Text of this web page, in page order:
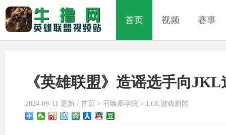
首页 视频 赛事
《英雄联盟》造谣选手向
2024-09-11 更新 / 首页 > 召唤师学院 > LOL游戏新闻